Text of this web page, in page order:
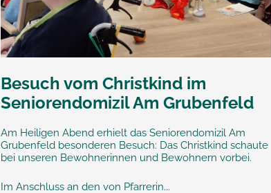
Besuch vom Christkind im
Seniorendomizil Am Grubenfeld
Am Heiligen Abend erhielt das Seniorendomizil Am
Grubenfeld besonderen Besuch: Das Christkind schaute
bei unseren Bewohnerinnen und Bewohnern vorbei.
Im Anschluss an den von Pfarrerin...